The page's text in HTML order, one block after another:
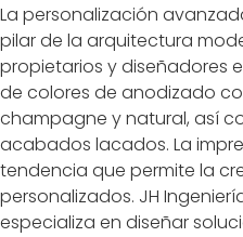
La personalización
pilar de la arquitectura
propietarios y diseñadores
de colores de anodizado
champagne y natural, así
acabados lacados. La
tendencia que permite la
personalizados. JH
especializa en diseñar